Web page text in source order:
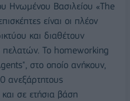
Ηνωμένου Βασιλείου «The
είναι οι πλέον
και διαθέτουν
πελατών. Το homeworking
στο οποίο ανήκουν,
ανεξάρτητους
σε ετήσια βάση